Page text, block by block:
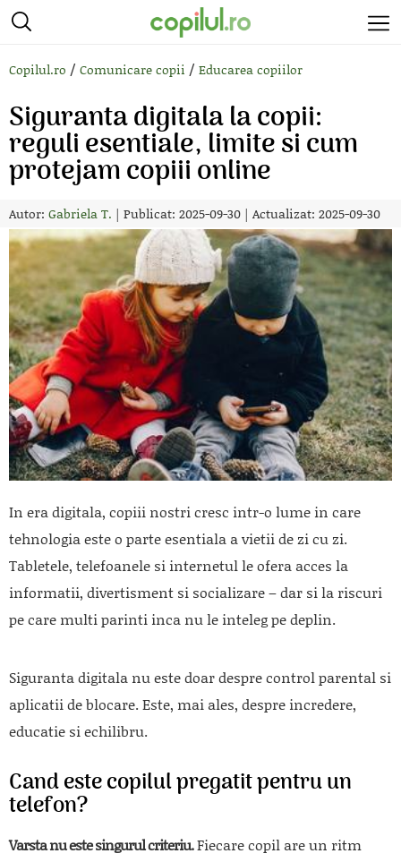
Copilul.ro / Comunicare copii / Educarea copiilor
Siguranta digitala la copii:
reguli esentiale, limite si cum
protejam copiii online
Autor: Gabriela T. | Publicat: 2025-09-30 | Actualizat: 2025-09-30
In era digitala, copiii nostri cresc intr-o lume in care
tehnologia este o parte esentiala a vietii de zi cu zi.
Tabletele, telefoanele si internetul le ofera acces la
informatii, divertisment si socializare – dar si la riscuri
pe care multi parinti inca nu le inteleg pe deplin.
Siguranta digitala nu este doar despre control parental si
aplicatii de blocare. Este, mai ales, despre incredere,
educatie si echilibru.
Cand este copilul pregatit pentru un
telefon?
Varsta nu este singurul criteriu.Fiecare copil are un ritm